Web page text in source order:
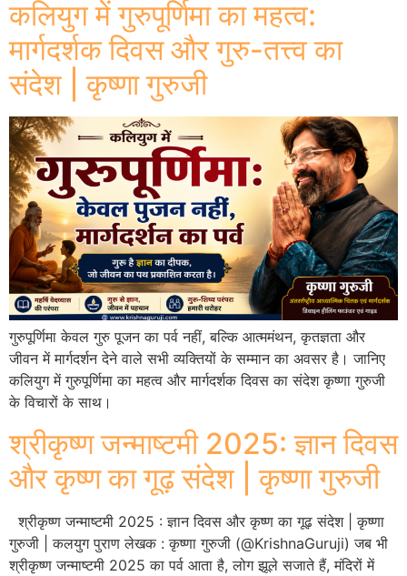
कलियुग में गुरुपूर्णिमा का महत्व:
मार्गदर्शक दिवस और गुरु-तत्त्व का
संदेश | कृष्णा गुरुजी
गुरुपूर्णिमा केवल गुरु पूजन का पर्व नहीं, बल्कि आत्ममंथन, कृतज्ञता और
जीवन में मार्गदर्शन देने वाले सभी व्यक्तियों के सम्मान का अवसर है। जानिए
कलियुग में गुरुपूर्णिमा का महत्व और मार्गदर्शक दिवस का संदेश कृष्णा गुरुजी
के विचारों के साथ।
श्रीकृष्ण जन्माष्टमी 2025: ज्ञान दिवस
और कृष्ण का गूढ़ संदेश | कृष्णा गुरुजी
श्रीकृष्ण जन्माष्टमी 2025 : ज्ञान दिवस और कृष्ण का गूढ़ संदेश | कृष्णा
गुरुजी | कलयुग पुराण लेखक : कृष्णा गुरुजी (@KrishnaGuruji) जब भी
श्रीकृष्ण जन्माष्टमी 2025 का पर्व आता है, लोग झूले सजाते हैं, मंदिरों में